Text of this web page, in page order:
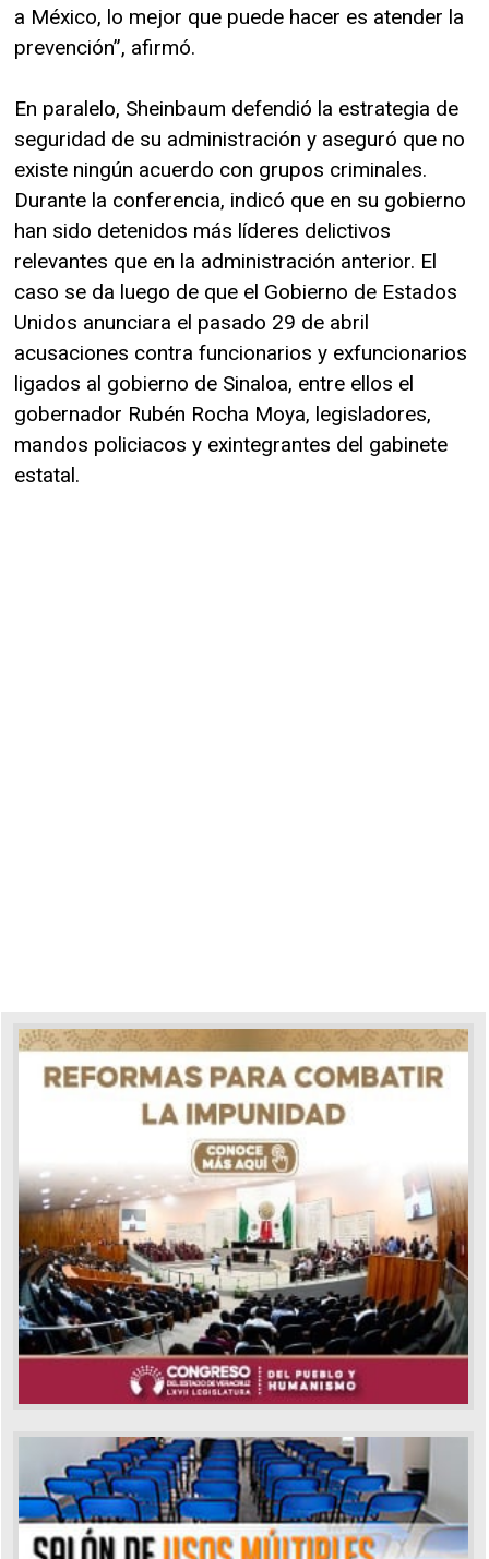
a México, lo mejor que puede hacer es atender la
prevención”, afirmó.
En paralelo, Sheinbaum defendió la estrategia de
seguridad de su administración y aseguró que no
existe ningún acuerdo con grupos criminales.
Durante la conferencia, indicó que en su gobierno
han sido detenidos más líderes delictivos
relevantes que en la administración anterior. El
caso se da luego de que el Gobierno de Estados
Unidos anunciara el pasado 29 de abril
acusaciones contra funcionarios y exfuncionarios
ligados al gobierno de Sinaloa, entre ellos el
gobernador Rubén Rocha Moya, legisladores,
mandos policiacos y exintegrantes del gabinete
estatal.